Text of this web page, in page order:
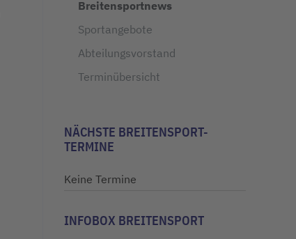
Breitensportnews
Sportangebote
Abteilungsvorstand
Terminübersicht
NÄCHSTE BREITENSPORT-
TERMINE
Keine Termine
INFOBOX BREITENSPORT